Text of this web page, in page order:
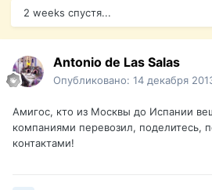
2 weeks спустя...
Antonio de Las Salas
Опубликовано: 14 декабря
Амигос, кто из Москвы до Испании
компаниями перевозил, поделитесь,
контактами!